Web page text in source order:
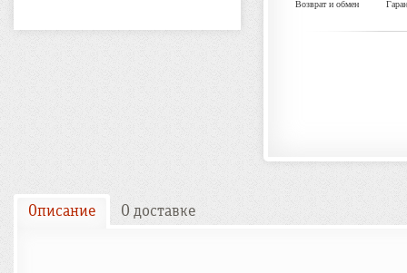
Возврат и обмен
Описание О доставке